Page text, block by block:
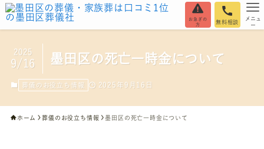
お急ぎの
方
無料相談
メニュ
ー
墨田区の死亡一時金について
2025
9/16
葬儀のお役立ち情報 2025年9月16日
ホーム 葬儀のお役立ち情報 墨田区の死亡一時金について